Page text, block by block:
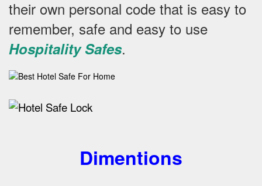
their own personal code that is easy to
remember, safe and easy to use
Hospitality Safes.
Dimentions